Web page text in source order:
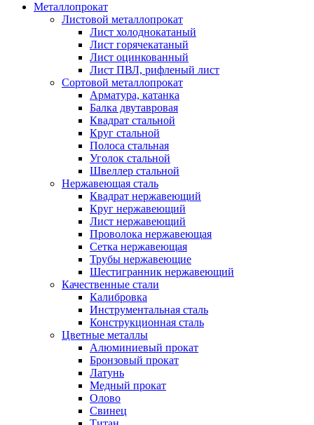
Металлопрокат
Листовой металлопрокат
Лист холоднокатаный
Лист горячекатаный
Лист оцинкованный
Лист ПВЛ, рифленый лист
Сортовой металлопрокат
Арматура, катанка
Балка двутавровая
Квадрат стальной
Круг стальной
Полоса стальная
Уголок стальной
Швеллер стальной
Нержавеющая сталь
Квадрат нержавеющий
Круг нержавеющий
Лист нержавеющий
Проволока нержавеющая
Сетка нержавеющая
Трубы нержавеющие
Шестигранник нержавеющий
Качественные стали
Калибровка
Инструментальная сталь
Конструкционная сталь
Цветные металлы
Алюминиевый прокат
Бронзовый прокат
Латунь
Медный прокат
Олово
Свинец